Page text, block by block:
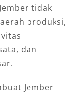
tidak
produksi,
dan
Jember